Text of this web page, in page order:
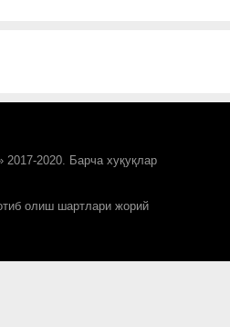
2020. Барча хуқуқлар
олиш шартлари жорий